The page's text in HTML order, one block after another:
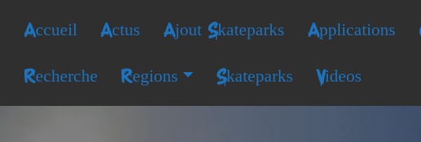
Accueil Actus Ajout Skateparks Applications
Recherche Regions Skateparks Videos